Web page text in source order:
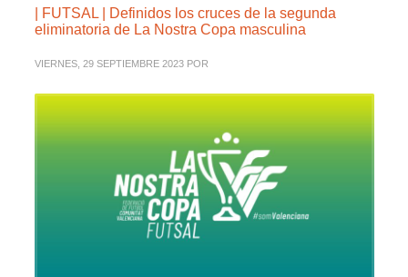
| FUTSAL | Definidos los cruces de la segunda
eliminatoria de La Nostra Copa masculina
VIERNES, 29 SEPTIEMBRE 2023 POR